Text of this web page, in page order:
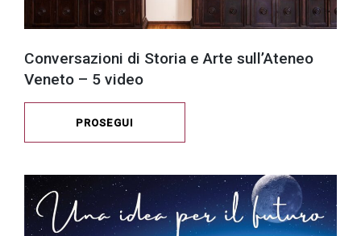
Conversazioni di Storia e Arte sull’Ateneo
Veneto – 5 video
PROSEGUI